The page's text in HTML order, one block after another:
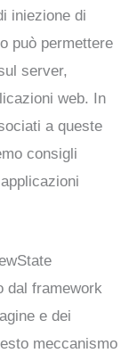
iniezione di
può permettere
server,
web. In
a queste
consigli
dal framework
e dei
meccanismo